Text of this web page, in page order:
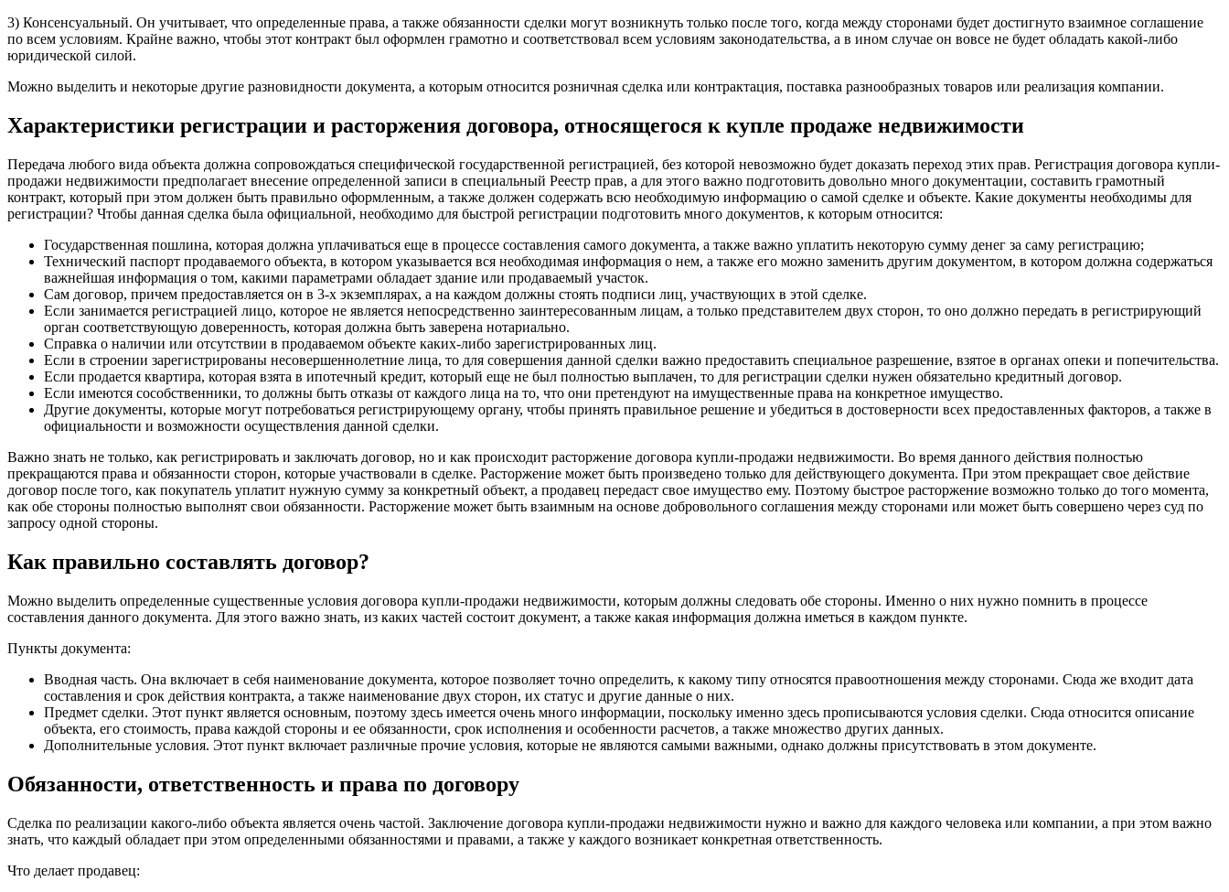
3) Консенсуальный. Он учитывает, что определенные права, а также обязанности сделки могут возникнуть только после того, когда между сторонами будет достигнуто взаимное соглашение
по всем условиям. Крайне важно, чтобы этот контракт был оформлен грамотно и соответствовал всем условиям законодательства, а в ином случае он вовсе не будет обладать какой-либо
юридической силой.
Можно выделить и некоторые другие разновидности документа, а которым относится розничная сделка или контрактация, поставка разнообразных товаров или реализация компании.
Характеристики регистрации и расторжения договора, относящегося к купле продаже недвижимости
Передача любого вида объекта должна сопровождаться специфической государственной регистрацией, без которой невозможно будет доказать переход этих прав. Регистрация договора купли-
продажи недвижимости предполагает внесение определенной записи в специальный Реестр прав, а для этого важно подготовить довольно много документации, составить грамотный
контракт, который при этом должен быть правильно оформленным, а также должен содержать всю необходимую информацию о самой сделке и объекте. Какие документы необходимы для
регистрации? Чтобы данная сделка была официальной, необходимо для быстрой регистрации подготовить много документов, к которым относится:
Государственная пошлина, которая должна уплачиваться еще в процессе составления самого документа, а также важно уплатить некоторую сумму денег за саму регистрацию;
Технический паспорт продаваемого объекта, в котором указывается вся необходимая информация о нем, а также его можно заменить другим документом, в котором должна содержаться
важнейшая информация о том, какими параметрами обладает здание или продаваемый участок.
Сам договор, причем предоставляется он в 3-х экземплярах, а на каждом должны стоять подписи лиц, участвующих в этой сделке.
Если занимается регистрацией лицо, которое не является непосредственно заинтересованным лицам, а только представителем двух сторон, то оно должно передать в регистрирующий
орган соответствующую доверенность, которая должна быть заверена нотариально.
Справка о наличии или отсутствии в продаваемом объекте каких-либо зарегистрированных лиц.
Если в строении зарегистрированы несовершеннолетние лица, то для совершения данной сделки важно предоставить специальное разрешение, взятое в органах опеки и попечительства.
Если продается квартира, которая взята в ипотечный кредит, который еще не был полностью выплачен, то для регистрации сделки нужен обязательно кредитный договор.
Если имеются сособственники, то должны быть отказы от каждого лица на то, что они претендуют на имущественные права на конкретное имущество.
Другие документы, которые могут потребоваться регистрирующему органу, чтобы принять правильное решение и убедиться в достоверности всех предоставленных факторов, а также в
официальности и возможности осуществления данной сделки.
Важно знать не только, как регистрировать и заключать договор, но и как происходит расторжение договора купли-продажи недвижимости. Во время данного действия полностью
прекращаются права и обязанности сторон, которые участвовали в сделке. Расторжение может быть произведено только для действующего документа. При этом прекращает свое действие
договор после того, как покупатель уплатит нужную сумму за конкретный объект, а продавец передаст свое имущество ему. Поэтому быстрое расторжение возможно только до того момента,
как обе стороны полностью выполнят свои обязанности. Расторжение может быть взаимным на основе добровольного соглашения между сторонами или может быть совершено через суд по
запросу одной стороны.
Как правильно составлять договор?
Можно выделить определенные существенные условия договора купли-продажи недвижимости, которым должны следовать обе стороны. Именно о них нужно помнить в процессе
составления данного документа. Для этого важно знать, из каких частей состоит документ, а также какая информация должна иметься в каждом пункте.
Пункты документа:
Вводная часть. Она включает в себя наименование документа, которое позволяет точно определить, к какому типу относятся правоотношения между сторонами. Сюда же входит дата
составления и срок действия контракта, а также наименование двух сторон, их статус и другие данные о них.
Предмет сделки. Этот пункт является основным, поэтому здесь имеется очень много информации, поскольку именно здесь прописываются условия сделки. Сюда относится описание
объекта, его стоимость, права каждой стороны и ее обязанности, срок исполнения и особенности расчетов, а также множество других данных.
Дополнительные условия. Этот пункт включает различные прочие условия, которые не являются самыми важными, однако должны присутствовать в этом документе.
Обязанности, ответственность и права по договору
Сделка по реализации какого-либо объекта является очень частой. Заключение договора купли-продажи недвижимости нужно и важно для каждого человека или компании, а при этом важно
знать, что каждый обладает при этом определенными обязанностями и правами, а также у каждого возникает конкретная ответственность.
Что делает продавец: